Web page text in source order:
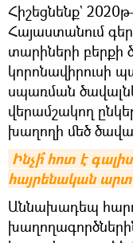
Հիշեցնենք`
Հայաստանում
տարիների բերքի
կորոնավիրուսի
սպառման
վերամշակող
խաղողի մեծ
Ինչի՞ հոտ է
հայրենական
Աննախադեպ